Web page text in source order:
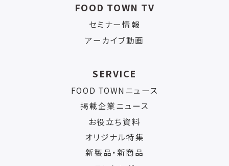
FOOD TOWN TV
セミナー情報
アーカイブ動画
SERVICE
FOOD TOWNニュース
掲載企業ニュース
お役立ち資料
オリジナル特集
新製品・新商品